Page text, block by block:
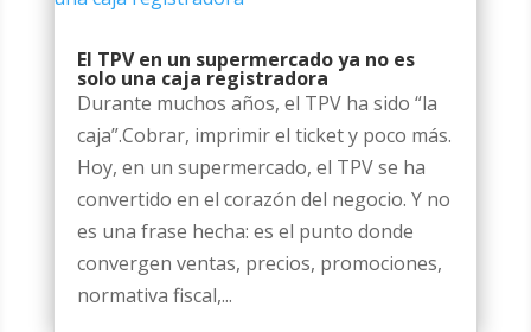
El TPV en un supermercado ya no es
solo una caja registradora
Durante muchos años, el TPV ha sido “la
caja”.Cobrar, imprimir el ticket y poco más.
Hoy, en un supermercado, el TPV se ha
convertido en el corazón del negocio. Y no
es una frase hecha: es el punto donde
convergen ventas, precios, promociones,
normativa fiscal,...